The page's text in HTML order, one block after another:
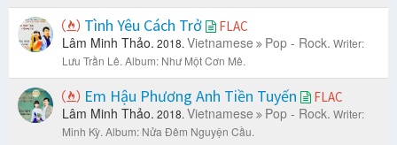
Tình Yêu Cách Trở FLAC
Lâm Minh Thảo. 2018. Vietnamese Pop - Rock. Writer:
Lưu Trần Lê. Album: Như Một Cơn Mê.
Em Hậu Phương Anh Tiền Tuyến FLAC
Lâm Minh Thảo. 2018. Vietnamese Pop - Rock. Writer:
Minh Kỳ. Album: Nửa Đêm Nguyện Cầu.